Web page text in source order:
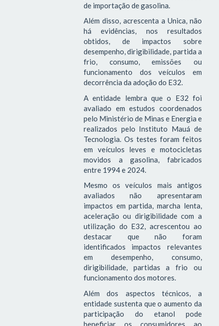
de importação de gasolina.
Além disso, acrescenta a Unica, não
há evidências, nos resultados
obtidos, de impactos sobre
desempenho, dirigibilidade, partida a
frio, consumo, emissões ou
funcionamento dos veículos em
decorrência da adoção do E32.
A entidade lembra que o E32 foi
avaliado em estudos coordenados
pelo Ministério de Minas e Energia e
realizados pelo Instituto Mauá de
Tecnologia. Os testes foram feitos
em veículos leves e motocicletas
movidos a gasolina, fabricados
entre 1994 e 2024.
Mesmo os veículos mais antigos
avaliados não apresentaram
impactos em partida, marcha lenta,
aceleração ou dirigibilidade com a
utilização do E32, acrescentou ao
destacar que não foram
identificados impactos relevantes
em desempenho, consumo,
dirigibilidade, partidas a frio ou
funcionamento dos motores.
Além dos aspectos técnicos, a
entidade sustenta que o aumento da
participação do etanol pode
beneficiar os consumidores ao